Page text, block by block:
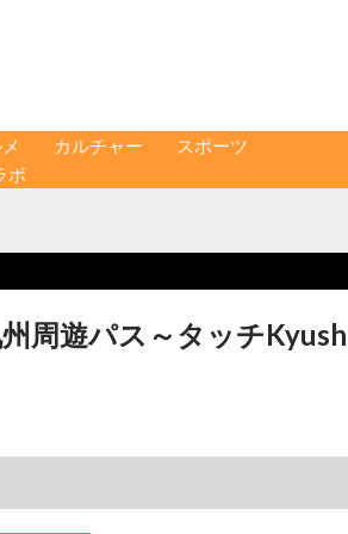
カルチャー
スポーツ
ボ
周遊パス～タッチ